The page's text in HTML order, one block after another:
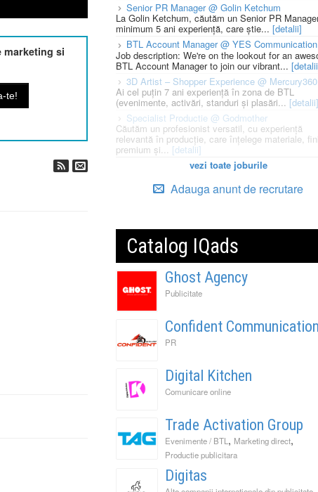
marketing si
Senior PR Manager @ Golin Ketchum
La Golin Ketchum, căutăm un Senior PR
minimum 5 ani experiență, care știe... [detalii]
BTL Account Manager @ YES Communication
Job description: We're on the lookout for an
BTL Account Manager to join our vibrant...
3D Artist – Shopper Experience @ Mercury360
Ai cel puțin 7 ani experiență în zona de BTL
(evenimente, activări, standuri și plasări... [detalii]
Specialist Productie @ Godmother
Căutăm un profesionist versatil, cu experiență
relevantă în producție, care înțelege materiale,
premium și... [detalii]
vezi toate joburile
Adauga anunt de recrutare
Catalog IQads
Ghost Agency
Publicitate
Confident
PR
Digital Kitchen
Comunicare online
Trade Activation Group
Evenimente / BTL , Marketing direct,
Productie publicitara
Digitas